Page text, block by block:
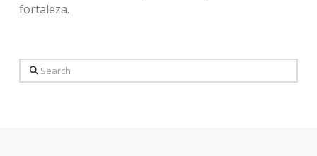
fortaleza.
Search